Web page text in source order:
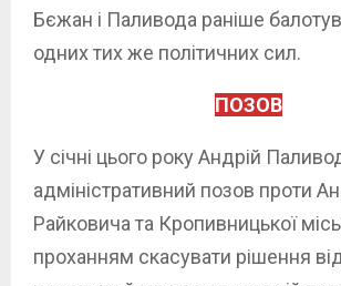
Бєжан і Паливода раніше
одних тих же політичних сил.
ПОЗОВ
У січні цього року Андрій
адміністративний позов проти
Райковича та Кропивницької
проханням скасувати рішення